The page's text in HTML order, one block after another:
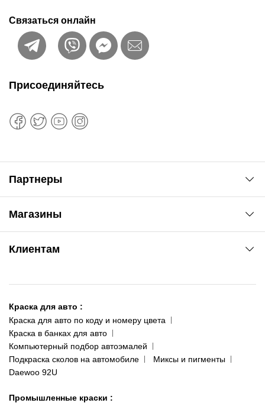
Связаться онлайн
Магазины
ул. Рабочая, 2-а
093 611-39-23
(ориентир: Интайм №40)
Одесса
пр-т Акад. Глушко, 29
066 554-97-70
Клиентам
Доставка и оплата
Сотрудничество
Наши публикации
Публичная оферта
Политика конфиденциальности
Присоединяйтесь
Партнеры
Сервис колористам
Краска для авто :
Краска для авто по коду и номеру цвета
Краска в банках для авто
Компьютерный подбор автоэмалей
Подкраска сколов на автомобиле
Миксы и пигменты
Daewoo 92U
Промышленные краски :